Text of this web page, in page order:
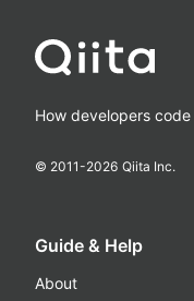
How developers code
© 2011-2026 Qiita Inc.
Guide & Help
About